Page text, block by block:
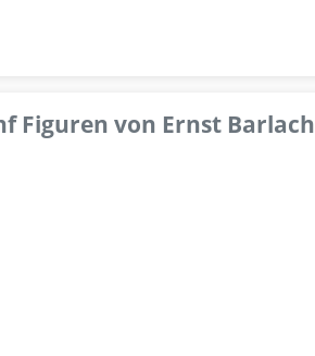
Figuren von Ernst Barlach